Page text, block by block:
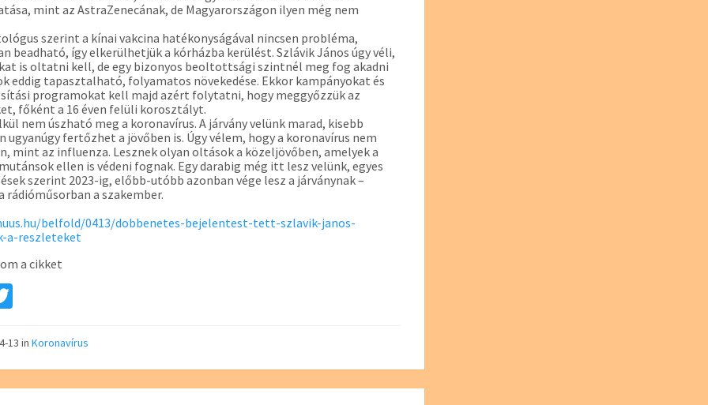
mint az AstraZenecának, de Magyarországon ilyen még nem
szerint a kínai vakcina hatékonyságával nincsen probléma,
beadható, így elkerülhetjük a kórházba kerülést. Szlávik János úgy véli,
is oltatni kell, de egy bizonyos beoltottsági szintnél meg fog akadni
eddig tapasztalható, folyamatos növekedése. Ekkor kampányokat és
programokat kell majd azért folytatni, hogy meggyőzzük az
főként a 16 éven felüli korosztályt.
nem úszható meg a koronavírus. A járvány velünk marad, kisebb
ugyanúgy fertőzhet a jövőben is. Úgy vélem, hogy a koronavírus nem
mint az influenza. Lesznek olyan oltások a közeljövőben, amelyek a
ellen is védeni fognak. Egy darabig még itt lesz velünk, egyes
szerint 2023-ig, előbb-utóbb azonban vége lesz a járványnak –
rádióműsorban a szakember.
belfold/0413/dobbenetes-bejelentest-tett-szlavik-janos-
a-reszleteket
a cikket
tt
er
13inKoronavírus